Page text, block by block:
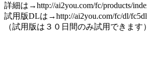
詳細は→http://ai2you.com/fc/products/
試用版DLは→http://ai2you.com/fc/dl/
（試用版は３０日間のみ試用できます）